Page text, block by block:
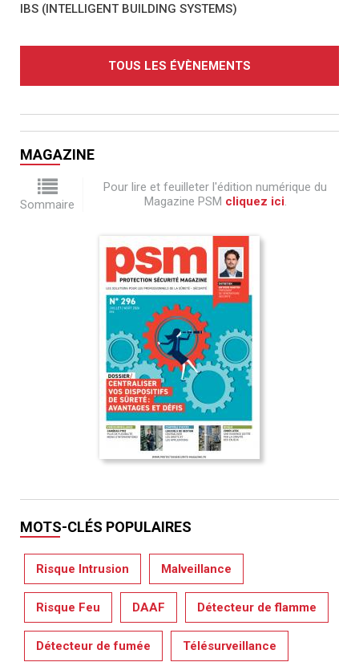
IBS (INTELLIGENT BUILDING SYSTEMS)
TOUS LES ÉVÈNEMENTS
MAGAZINE
Sommaire
Pour lire et feuilleter l'édition numérique du
Magazine PSM cliquez ici.
MOTS-CLÉS POPULAIRES
Risque Intrusion Malveillance
Risque Feu DAAF Détecteur de flamme
Détecteur de fumée Télésurveillance